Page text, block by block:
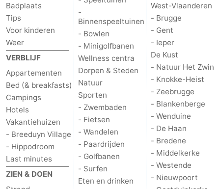
Oostduinkerke
-
Koksijde
-
De
Panne
-
Natuur
Westhoek
Weer
Contact
Badplaats
Tips
Voor kinderen
Weer
VERBLIJF
Appartementen
Bed (& breakfasts)
Campings
Hotels
Vakantiehuizen
- Breeduyn Village
- Hippodroom
Last minutes
ZIEN & DOEN
-
Binnenspeeltuinen
- Bowlen
- Minigolfbanen
Wellness centra
Dorpen & Steden
Natuur
Sporten
- Zwembaden
- Fietsen
- Wandelen
- Paardrijden
- Golfbanen
- Surfen
Eten en drinken
West-Vlaanderen
- Brugge
- Gent
- Ieper
De Kust
- Natuur Het Zwin
- Knokke-Heist
- Zeebrugge
- Blankenberge
- Wenduine
- De Haan
- Bredene
- Middelkerke
- Westende
- Nieuwpoort